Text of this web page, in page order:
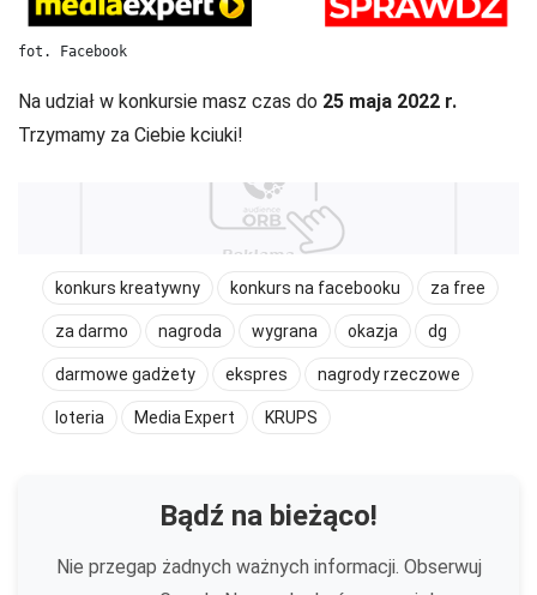
fot. Facebook
Na udział w konkursie masz czas do 25 maja 2022 r.
Trzymamy za Ciebie kciuki!
konkurs kreatywny konkurs na facebooku za free
za darmo nagroda wygrana okazja dg
darmowe gadżety ekspres nagrody rzeczowe
loteria Media Expert KRUPS
Bądź na bieżąco!
Nie przegap żadnych ważnych informacji. Obserwuj